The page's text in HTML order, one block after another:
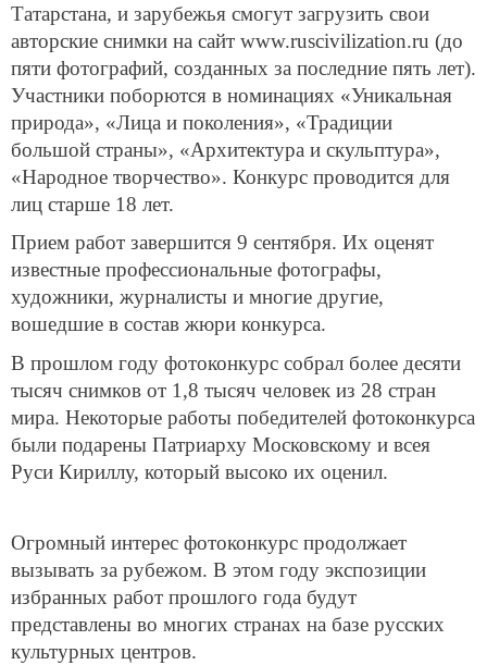
Татарстана, и зарубежья смогут загрузить свои
авторские снимки на сайт www.ruscivilization.ru (до
пяти фотографий, созданных за последние пять лет).
Участники поборются в номинациях «Уникальная
природа», «Лица и поколения», «Традиции
большой страны», «Архитектура и скульптура»,
«Народное творчество». Конкурс проводится для
лиц старше 18 лет.
Прием работ завершится 9 сентября. Их оценят
известные профессиональные фотографы,
художники, журналисты и многие другие,
вошедшие в состав жюри конкурса.
В прошлом году фотоконкурс собрал более десяти
тысяч снимков от 1,8 тысяч человек из 28 стран
мира. Некоторые работы победителей фотоконкурса
были подарены Патриарху Московскому и всея
Руси Кириллу, который высоко их оценил.
Огромный интерес фотоконкурс продолжает
вызывать за рубежом. В этом году экспозиции
избранных работ прошлого года будут
представлены во многих странах на базе русских
культурных центров.